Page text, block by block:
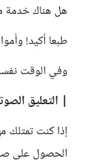
هل هناك خدمة
طبعا أكيد!
وفي الوقت
| التعليق
إذا كنت تمتلك
الحصول على